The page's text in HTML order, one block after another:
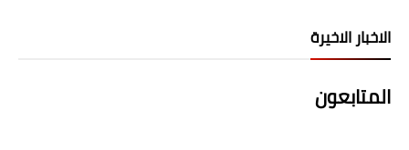
الاخبار الاخيرة
المتابعون